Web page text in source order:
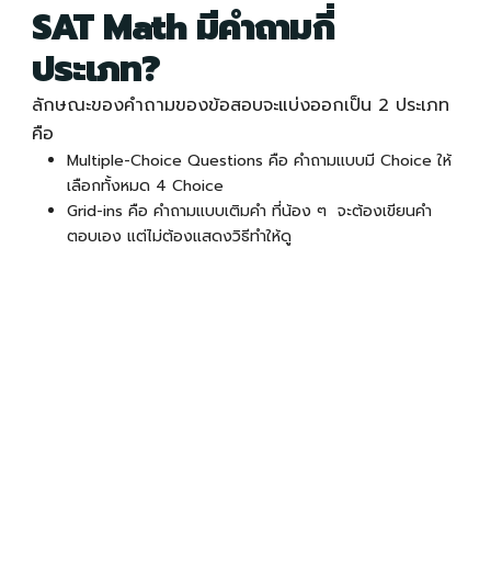
SAT Math มีคำถามกี่
ประเภท?
ลักษณะของคำถามของข้อสอบจะแบ่งออกเป็น 2 ประเภท
คือ
Multiple-Choice Questions คือ คำถามแบบมี Choice ให้
เลือกทั้งหมด 4 Choice
Grid-ins คือ คำถามแบบเติมคำ ที่น้อง ๆ จะต้องเขียนคำ
ตอบเอง แต่ไม่ต้องแสดงวิธีทำให้ดู